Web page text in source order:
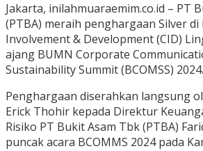
Jakarta, inilahmuaraemim.co.id – PT
(PTBA) meraih penghargaan Silver
Involvement & Development (CID)
ajang BUMN Corporate
Sustainability Summit (BCOMSS) 2024.
Penghargaan diserahkan langsung
Erick Thohir kepada Direktur
Risiko PT Bukit Asam Tbk (PTBA)
puncak acara BCOMMS 2024 pada